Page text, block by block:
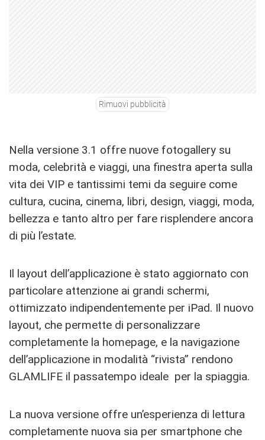
Rimuovi pubblicità
Nella versione 3.1 offre nuove fotogallery su
moda, celebrità e viaggi, una finestra aperta sulla
vita dei VIP e tantissimi temi da seguire come
cultura, cucina, cinema, libri, design, viaggi, moda,
bellezza e tanto altro per fare risplendere ancora
di più l’estate.
Il layout dell’applicazione è stato aggiornato con
particolare attenzione ai grandi schermi,
ottimizzato indipendentemente per iPad. Il nuovo
layout, che permette di personalizzare
completamente la homepage, e la navigazione
dell’applicazione in modalità “rivista” rendono
GLAMLIFE il passatempo ideale per la spiaggia.
La nuova versione offre un’esperienza di lettura
completamente nuova sia per smartphone che